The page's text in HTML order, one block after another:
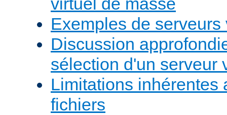
Exemples de serveurs
Discussion
sélection d'un serveur
Limitations inhérentes
fichiers